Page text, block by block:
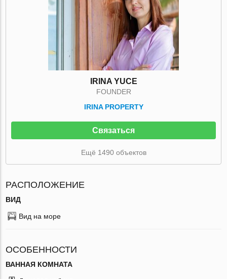
IRINA YUCE
FOUNDER
IRINA PROPERTY
Связаться
Ещё 1490 объектов
РАСПОЛОЖЕНИЕ
ВИД
Вид на море
ОСОБЕННОСТИ
ВАННАЯ КОМНАТА